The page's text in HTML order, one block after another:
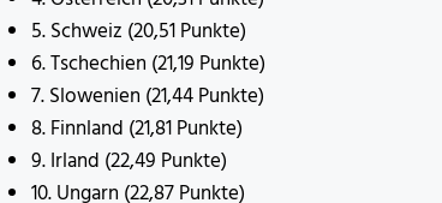
5. Schweiz (20,51 Punkte)
6. Tschechien (21,19 Punkte)
7. Slowenien (21,44 Punkte)
8. Finnland (21,81 Punkte)
9. Irland (22,49 Punkte)
10. Ungarn (22,87 Punkte)